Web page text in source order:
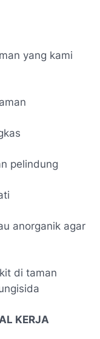
yang kami
pelindung
anorganik agar
di taman
KERJA